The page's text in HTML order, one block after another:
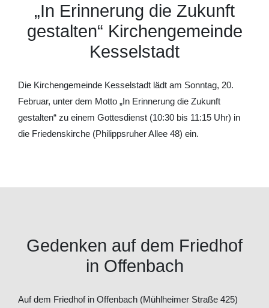
„In Erinnerung die Zukunft
gestalten“ Kirchengemeinde
Kesselstadt
Die Kirchengemeinde Kesselstadt lädt am Sonntag, 20.
Februar, unter dem Motto „In Erinnerung die Zukunft
gestalten“ zu einem Gottesdienst (10:30 bis 11:15 Uhr) in
die Friedenskirche (Philippsruher Allee 48) ein.
Gedenken auf dem Friedhof
in Offenbach
Auf dem Friedhof in Offenbach (Mühlheimer Straße 425)